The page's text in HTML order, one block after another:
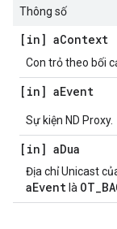
Thông số
[in] aContext
Con trỏ theo bối
[in] aEvent
Sự kiện ND Proxy.
[in] aDua
Địa chỉ Unicast
aEvent là